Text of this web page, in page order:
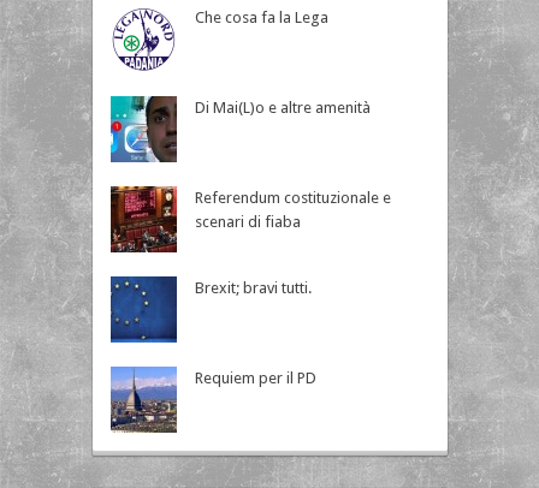
Che cosa fa la Lega
Di Mai(L)o e altre amenità
Referendum costituzionale e
scenari di fiaba
Brexit; bravi tutti.
Requiem per il PD